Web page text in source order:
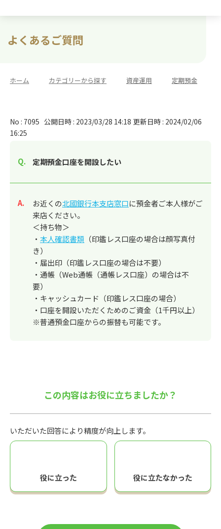
よくあるご質問
ホーム カテゴリーから探す 資産運用 定期預金
No : 7095 公開日時 : 2023/03/28 14:18 更新日時 : 2024/02/06
16:25
定期預金口座を開設したい
回答
お近くの北國銀行本支店窓口に預金者ご本人様がご
来店ください。
＜持ち物＞
・ 本人確認書類 （印鑑レス口座の場合は顔写真付
き）
・届出印（印鑑レス口座の場合は不要）
・通帳（Web通帳（通帳レス口座）の場合は不
要）
・キャッシュカード（印鑑レス口座の場合）
・口座を開設いただくためのご資金（1千円以上）
※普通預金口座からの振替も可能です。
この内容はお役に立ちましたか？
いただいた回答により精度が向上します。
役に立った 役に立たなかった